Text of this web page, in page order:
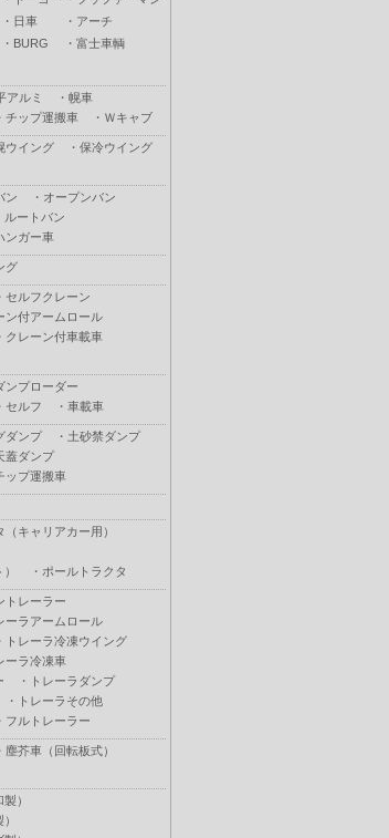
・ 日車 ・ アーチ
・ BURG ・ 富士車輌
アルミ ・ 幌車
・ チップ運搬車 ・ Ｗキャブ
ウイング ・ 保冷ウイング
ン ・ オープンバン
ルートバン
ンガー車
グ
・ セルフクレーン
ン付アームロール
・ クレーン付車載車
ンプローダー
・ セルフ ・ 車載車
ダンプ ・ 土砂禁ダンプ
蓋ダンプ
ップ運搬車
（キャリアカー用）
・ ポールトラクタ
トレーラー
ーラアームロール
・
トレーラ冷凍ウイング
ーラ冷凍車
・
トレーラダンプ
・
トレーラその他
・ フルトレーラー
・ 塵芥車（回転板式）
）